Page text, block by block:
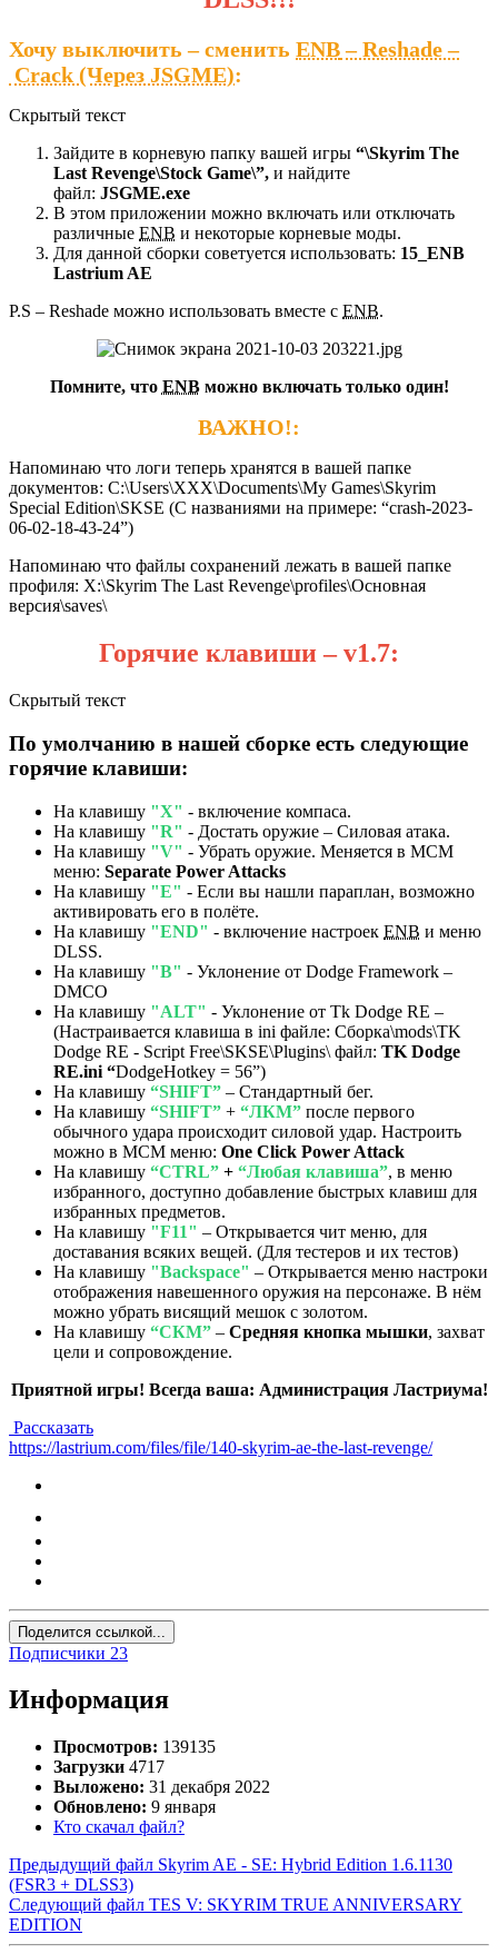
Хочу выключить – сменить ENB– Reshade –
Crack (Через JSGME):
Скрытый текст
Зайдите в корневую папку вашей игры “\Skyrim The
Last Revenge\Stock Game\”, и найдите
файл: JSGME.exe
В этом приложении можно включать или отключать
различные ENB и некоторые корневые моды.
Для данной сборки советуется использовать: 15_ENB
Lastrium AE
P.S – Reshade можно использовать вместе с ENB.
Помните, что ENBможно включать только один!
ВАЖНО!:
Напоминаю что логи теперь хранятся в вашей папке
документов: C:\Users\XXX\Documents\My Games\Skyrim
Special Edition\SKSE (С названиями на примере: “crash-2023-
06-02-18-43-24”)
Напоминаю что файлы сохранений лежать в вашей папке
профиля: X:\Skyrim The Last Revenge\profiles\Основная
версия\saves\
Горячие клавиши – v1.7:
Скрытый текст
По умолчанию в нашей сборке есть следующие
горячие клавиши:
На клавишу "X" - включение компаса.
На клавишу "R" - Достать оружие – Силовая атака.
На клавишу "V" - Убрать оружие. Меняется в МСМ
меню: Separate Power Attacks
На клавишу "E" - Если вы нашли параплан, возможно
активировать его в полёте.
На клавишу "END" - включение настроек ENB и меню
DLSS.
На клавишу "B" - Уклонение от Dodge Framework –
DMCO
На клавишу "ALT" - Уклонение от Tk Dodge RE –
(Настраивается клавиша в ini файле: Сборка\mods\TK
Dodge RE - Script Free\SKSE\Plugins\ файл: TK Dodge
RE.ini “DodgeHotkey = 56”)
На клавишу “SHIFT” – Стандартный бег.
На клавишу “SHIFT” + “ЛКМ” после первого
обычного удара происходит силовой удар. Настроить
можно в МСМ меню: One Click Power Attack
На клавишу “CTRL” + “Любая клавиша”, в меню
избранного, доступно добавление быстрых клавиш для
избранных предметов.
На клавишу "F11" – Открывается чит меню, для
доставания всяких вещей. (Для тестеров и их тестов)
На клавишу "Backspace" – Открывается меню настроки
отображения навешенного оружия на персонаже. В нём
можно убрать висящий мешок с золотом.
На клавишу “СКМ” – Средняя кнопка мышки, захват
цели и сопровождение.
Приятной игры! Всегда ваша: Администрация Ластриума!
Рассказать
https://lastrium.com/files/file/140-skyrim-ae-the-last-revenge/
Поделится ссылкой...
Подписчики 23
Информация
Просмотров: 139135
Загрузки 4717
Выложено: 31 декабря 2022
Обновлено: 9 января
Кто скачал файл?
Предыдущий файл Skyrim AE - SE: Hybrid Edition 1.6.1130
(FSR3 + DLSS3)
Следующий файл TES V: SKYRIM TRUE ANNIVERSARY
EDITION